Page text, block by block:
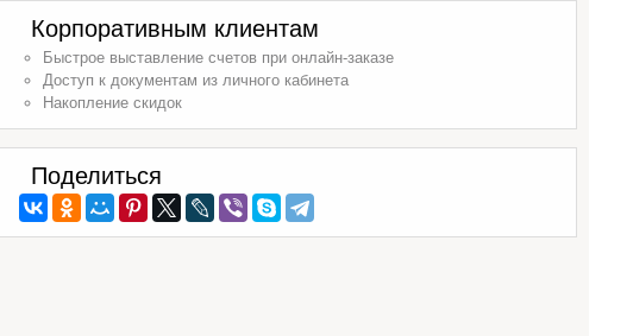
Корпоративным клиентам
Быстрое выставление счетов при онлайн-заказе
Доступ к документам из личного кабинета
Накопление скидок
Поделиться